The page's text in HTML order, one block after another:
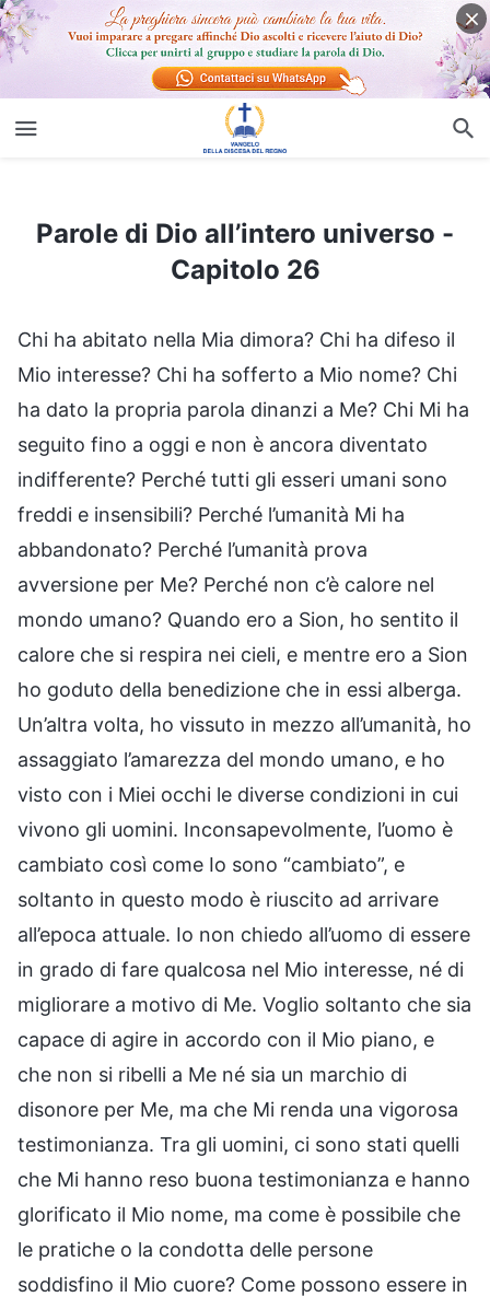
Parole di Dio all’intero universo - Capitolo 26
Parole di Dio all’intero universo -
Capitolo 26
Chi ha abitato nella Mia dimora? Chi ha difeso il
Mio interesse? Chi ha sofferto a Mio nome? Chi
ha dato la propria parola dinanzi a Me? Chi Mi ha
seguito fino a oggi e non è ancora diventato
indifferente? Perché tutti gli esseri umani sono
freddi e insensibili? Perché l’umanità Mi ha
abbandonato? Perché l’umanità prova
avversione per Me? Perché non c’è calore nel
mondo umano? Quando ero a Sion, ho sentito il
calore che si respira nei cieli, e mentre ero a Sion
ho goduto della benedizione che in essi alberga.
Un’altra volta, ho vissuto in mezzo all’umanità, ho
assaggiato l’amarezza del mondo umano, e ho
visto con i Miei occhi le diverse condizioni in cui
vivono gli uomini. Inconsapevolmente, l’uomo è
cambiato così come Io sono “cambiato”, e
soltanto in questo modo è riuscito ad arrivare
all’epoca attuale. Io non chiedo all’uomo di essere
in grado di fare qualcosa nel Mio interesse, né di
migliorare a motivo di Me. Voglio soltanto che sia
capace di agire in accordo con il Mio piano, e
che non si ribelli a Me né sia un marchio di
disonore per Me, ma che Mi renda una vigorosa
testimonianza. Tra gli uomini, ci sono stati quelli
che Mi hanno reso buona testimonianza e hanno
glorificato il Mio nome, ma come è possibile che
le pratiche o la condotta delle persone
soddisfino il Mio cuore? Come possono essere in